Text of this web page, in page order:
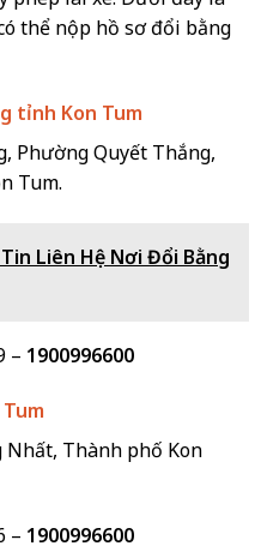
thể nộp hồ sơ đổi bằng
tỉnh Kon Tum
Phường Quyết Thắng,
Tum.
Liên Hệ Nơi Đổi Bằng
– 1900996600
Nhất, Thành phố Kon
– 1900996600